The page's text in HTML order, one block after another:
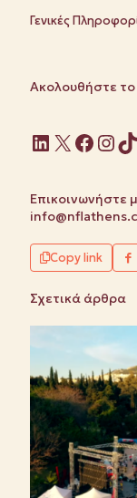
Γενικές
Ακολουθήστε
Linkedin
X
Επικοινωνήστε
Copy link
Σχετικά άρθρα